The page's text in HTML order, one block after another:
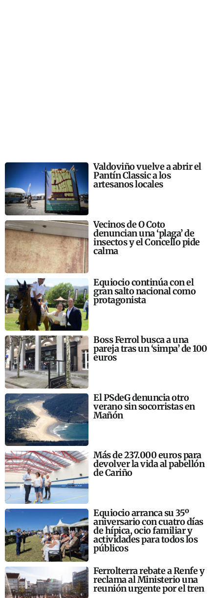
Valdoviño vuelve a abrir el
Pantín Classic a los
artesanos locales
Vecinos de O Coto
denuncian una ‘plaga’ de
insectos y el Concello pide
calma
Equiocio continúa con el
gran salto nacional como
protagonista
Boss Ferrol busca a una
pareja tras un ‘simpa’ de 100
euros
El PSdeG denuncia otro
verano sin socorristas en
Mañón
Más de 237.000 euros para
devolver la vida al pabellón
de Cariño
Equiocio arranca su 35º
aniversario con cuatro días
de hípica, ocio familiar y
actividades para todos los
públicos
Ferrolterra rebate a Renfe y
reclama al Ministerio una
reunión urgente por el tren